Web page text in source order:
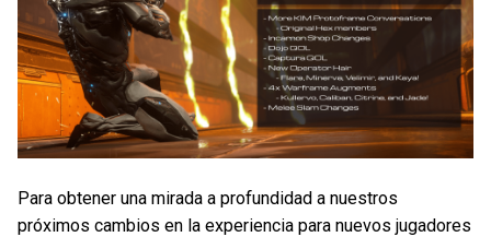
Para obtener una mirada a profundidad a nuestros
próximos cambios en la experiencia para nuevos jugadores